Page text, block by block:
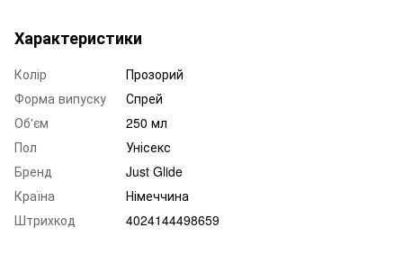
Характеристики
Колір
Прозорий
Форма випуску
Спрей
Об'єм
250 мл
Пол
Унісекс
Бренд
Just Glide
Країна
Німеччина
Штрихкод
4024144498659